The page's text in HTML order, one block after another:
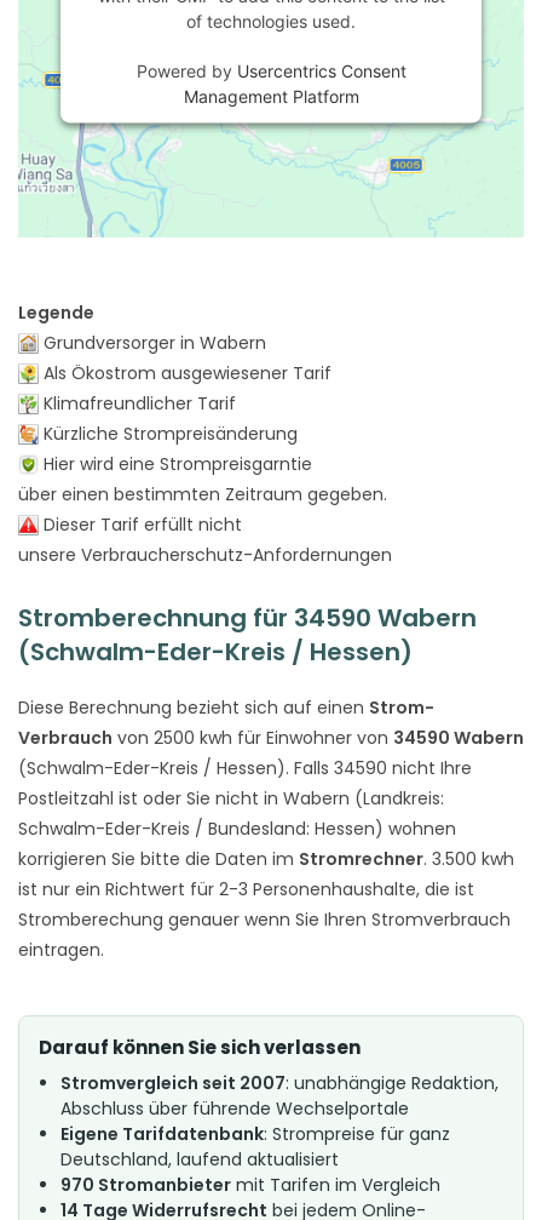
of technologies used.
Powered by Usercentrics Consent
Management Platform
Legende
Grundversorger in Wabern
Als Ökostrom ausgewiesener Tarif
Klimafreundlicher Tarif
Kürzliche Strompreisänderung
Hier wird eine Strompreisgarntie
über einen bestimmten Zeitraum gegeben.
Dieser Tarif erfüllt nicht
unsere Verbraucherschutz-Anfordernungen
Stromberechnung für 34590 Wabern
(Schwalm-Eder-Kreis / Hessen)
Diese Berechnung bezieht sich auf einen Strom-
Verbrauch von 2500 kwh für Einwohner von 34590 Wabern
(Schwalm-Eder-Kreis / Hessen). Falls 34590 nicht Ihre
Postleitzahl ist oder Sie nicht in Wabern (Landkreis:
Schwalm-Eder-Kreis / Bundesland: Hessen) wohnen
korrigieren Sie bitte die Daten im Stromrechner. 3.500 kwh
ist nur ein Richtwert für 2-3 Personenhaushalte, die ist
Stromberechung genauer wenn Sie Ihren Stromverbrauch
eintragen.
Darauf können Sie sich verlassen
Stromvergleich seit 2007: unabhängige Redaktion,
Abschluss über führende Wechselportale
Eigene Tarifdatenbank: Strompreise für ganz
Deutschland, laufend aktualisiert
970 Stromanbieter mit Tarifen im Vergleich
14 Tage Widerrufsrecht bei jedem Online-